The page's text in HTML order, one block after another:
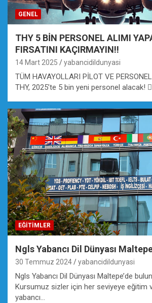
GENEL
THY 5 BİN PERSONEL ALIMI
FIRSATINI KAÇIRMAYIN!!
14 Mart 2025 yabancidildunyasi
TÜM HAVAYOLLARI PİLOT VE
THY, 2025’te 5 bin yeni personel alacak!
EĞİTİMLER
Ngls Yabancı Dil Dünyası
30 Temmuz 2024 yabancidildunyasi
Ngls Yabancı Dil Dünyası Maltepe’de
Kursumuz sizler için her seviyeye eğitim
yabancı…